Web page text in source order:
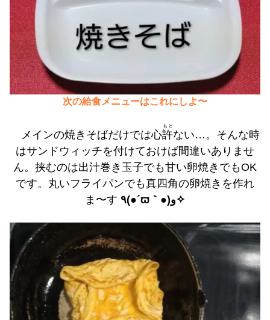
次の給食メニューはこれにしよ〜
メインの焼きそばだけでは心許
もと
ない…。そんな時
はサンドウィッチを付けておけば間違いありませ
ん。挟むのは出汁巻き玉子でも甘い卵焼きでもOK
です。丸いフライパンでも真四角の卵焼きを作れ
ま〜す
٩(●´ϖ｀●)و✧